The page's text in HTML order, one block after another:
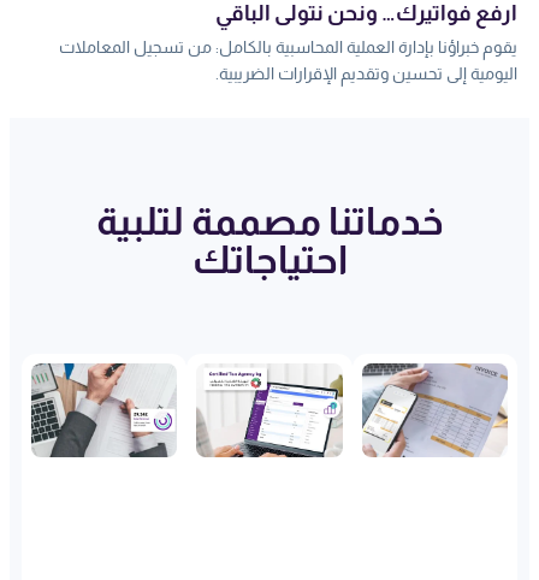
ارفع فواتيرك… ونحن نتولى الباقي
يقوم خبراؤنا بإدارة العملية المحاسبية بالكامل: من تسجيل المعاملات
اليومية إلى تحسين وتقديم الإقرارات الضريبية.
خدماتنا مصممة لتلبية
احتياجاتك